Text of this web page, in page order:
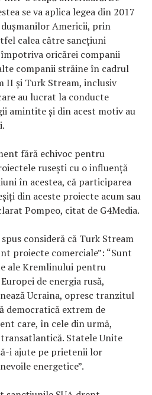
se va aplica legea din 2017
Americii, prin
calea către sancțiuni
oricărei companii
companii străine în cadrul
II și Turk Stream, inclusiv
au lucrat la conducte
amintite și din acest motiv au
fără echivoc pentru
rusești cu o influență
în acestea, că participarea
din aceste proiecte acum sau
Pompeo, citat de G4Media.
consideră că Turk Stream
proiecte comerciale”: “Sunt
ale Kremlinului pentru
de energia rusă,
Ucraina, opresc tranzitul
democratică extrem de
care, în cele din urmă,
Statele Unite
i ajute pe prietenii lor
energetice”.